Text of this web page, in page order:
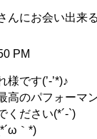
んにお会い出来
PM
です(’-’*)♪
高のパフォーマ
ください(*´-`)
｀*)